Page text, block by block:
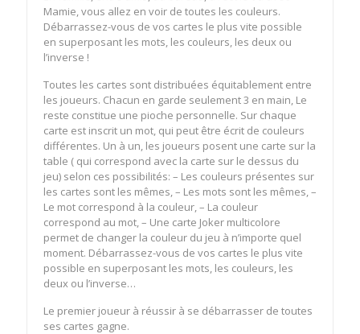
Mamie, vous allez en voir de toutes les couleurs.
Débarrassez-vous de vos cartes le plus vite possible
en superposant les mots, les couleurs, les deux ou
l’inverse !
Toutes les cartes sont distribuées équitablement entre
les joueurs. Chacun en garde seulement 3 en main, Le
reste constitue une pioche personnelle. Sur chaque
carte est inscrit un mot, qui peut être écrit de couleurs
différentes. Un à un, les joueurs posent une carte sur la
table ( qui correspond avec la carte sur le dessus du
jeu) selon ces possibilités: – Les couleurs présentes sur
les cartes sont les mêmes, – Les mots sont les mêmes, –
Le mot correspond à la couleur, – La couleur
correspond au mot, – Une carte Joker multicolore
permet de changer la couleur du jeu à n’importe quel
moment. Débarrassez-vous de vos cartes le plus vite
possible en superposant les mots, les couleurs, les
deux ou l’inverse…
Le premier joueur à réussir à se débarrasser de toutes
ses cartes gagne.